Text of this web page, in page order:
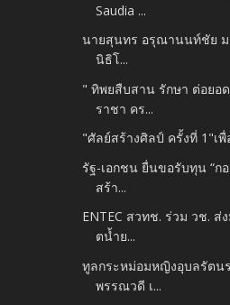
Saudia ...
นายสุนทร อรุณานนท์ชัย ม
นิธิโ...
" ทิพยสืบสาน รักษา ต่อยอ
ราชา คร...
"ศัลย์สร้างศิลป์​ ครั้งที่​ 1"เพื่
รัฐ-เอกชน ยื่นขอรับทุน “
สร้า...
ENTEC สวทช. ร่วม วช. ส่
ตน้ำย...
ทูลกระหม่อมหญิงอุบลรัต
พรรณวดี เ...